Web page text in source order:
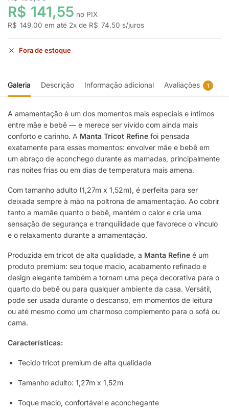
R$ 141,55 no PIX
R$ 149,00 em até 2x de R$ 74,50 s/juros
Fora de estoque
Galeria Descrição Informação adicional Avaliações 1
A amamentação é um dos momentos mais especiais e íntimos
entre mãe e bebê — e merece ser vivido com ainda mais
conforto e carinho. A Manta Tricot Refine foi pensada
exatamente para esses momentos: envolver mãe e bebê em
um abraço de aconchego durante as mamadas, principalmente
nas noites frias ou em dias de temperatura mais amena.
Com tamanho adulto (1,27m x 1,52m), é perfeita para ser
deixada sempre à mão na poltrona de amamentação. Ao cobrir
tanto a mamãe quanto o bebê, mantém o calor e cria uma
sensação de segurança e tranquilidade que favorece o vínculo
e o relaxamento durante a amamentação.
Produzida em tricot de alta qualidade, a Manta Refine é um
produto premium: seu toque macio, acabamento refinado e
design elegante também a tornam uma peça decorativa para o
quarto do bebê ou para qualquer ambiente da casa. Versátil,
pode ser usada durante o descanso, em momentos de leitura
ou até mesmo como um charmoso complemento para o sofá ou
cama.
Características:
Tecido tricot premium de alta qualidade
Tamanho adulto: 1,27m x 1,52m
Toque macio, confortável e aconchegante